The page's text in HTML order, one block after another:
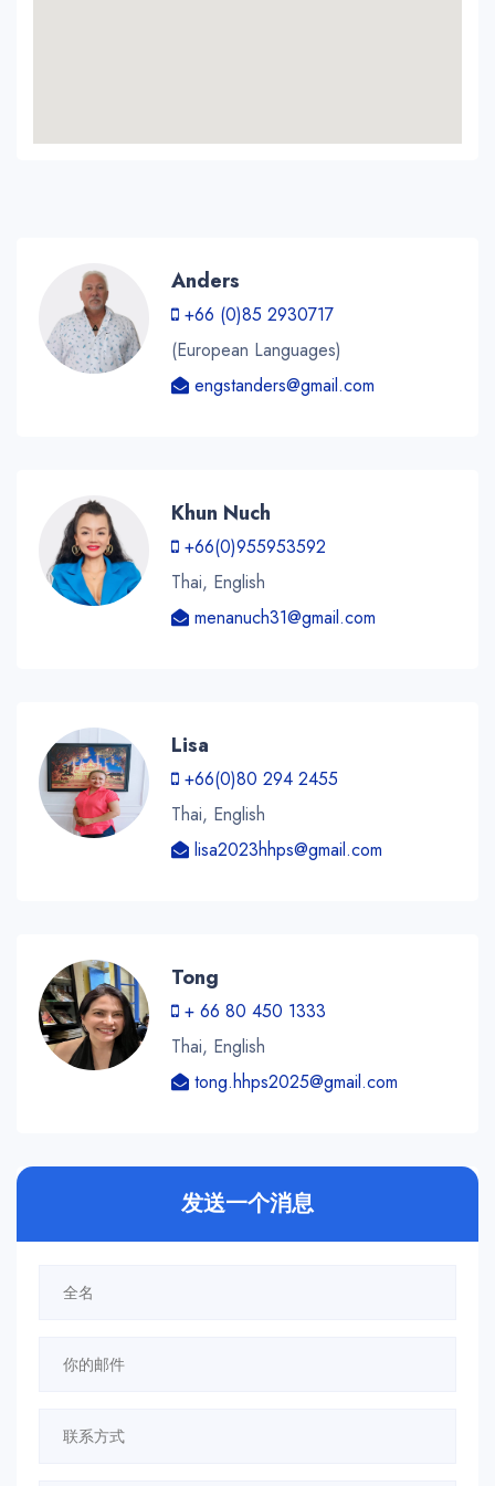
Anders
+66 (0)85 2930717
(European Languages)
engstanders@gmail.com
Khun Nuch
+66(0)955953592
Thai, English
menanuch31@gmail.com
Lisa
+66(0)80 294 2455
Thai, English
lisa2023hhps@gmail.com
Tong
+ 66 80 450 1333
Thai, English
tong.hhps2025@gmail.com
发送一个消息